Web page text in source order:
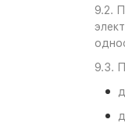
9.2.
9.3.